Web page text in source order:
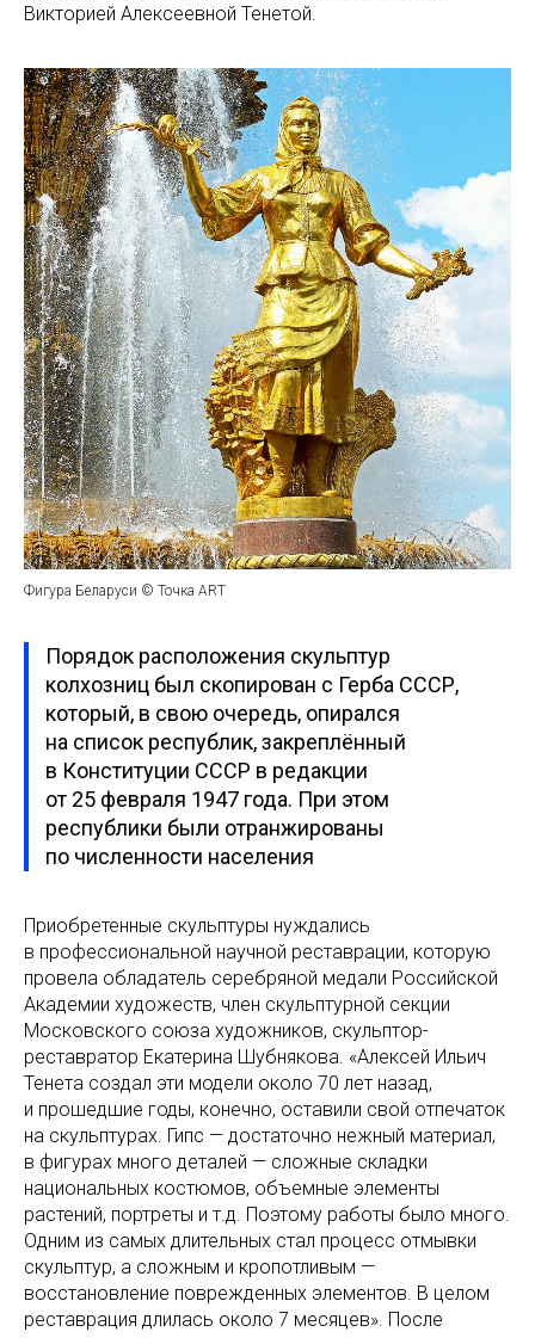
Викторией Алексеевной Тенетой.
Фигура Беларуси © Точка ART
Порядок расположения скульптур
колхозниц был скопирован с Герба СССР,
который, в свою очередь, опирался
на список республик, закреплённый
в Конституции СССР в редакции
от 25 февраля 1947 года. При этом
республики были отранжированы
по численности населения
Приобретенные скульптуры нуждались
в профессиональной научной реставрации, которую
провела обладатель серебряной медали Российской
Академии художеств, член скульптурной секции
Московского союза художников, скульптор-
реставратор Екатерина Шубнякова. «Алексей Ильич
Тенета создал эти модели около 70 лет назад,
и прошедшие годы, конечно, оставили свой отпечаток
на скульптурах. Гипс — достаточно нежный материал,
в фигурах много деталей — сложные складки
национальных костюмов, объемные элементы
растений, портреты и т.д. Поэтому работы было много.
Одним из самых длительных стал процесс отмывки
скульптур, а сложным и кропотливым —
восстановление поврежденных элементов. В целом
реставрация длилась около 7 месяцев». После